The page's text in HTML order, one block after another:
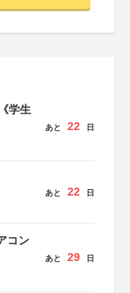
学生
あと 22 日
あと 22 日
コン
あと 29 日